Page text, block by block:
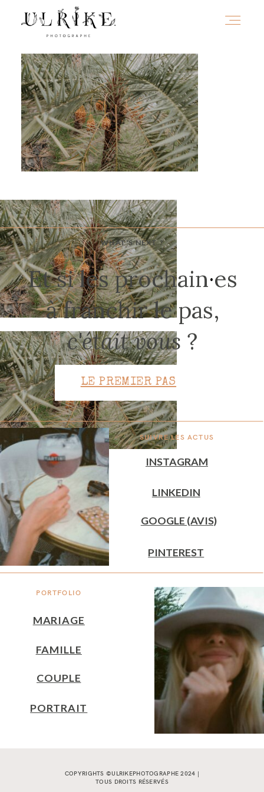
WHAT'S NEXT ?
PORTFOLIO
SUIVRE LES ACTUS
Et si les prochain·es
à franchir le pas,
c'était vous ?
MARIAGE
INSTAGRAM
GOOGLE (AVIS)
FAMILLE
PINTEREST
COUPLE
LINKEDIN
PORTRAIT
LE PREMIER PAS
COPYRIGHTS ©ULRIKEPHOTOGRAPHE 2024 |
TOUS DROITS RÉSERVÉS
HOME
A PROPOS
PORTFOLIO
INFOS
JOURNAL
CONTACT